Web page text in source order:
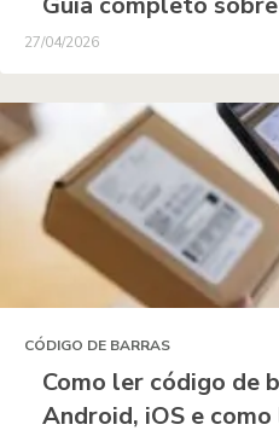
27/04/2026
CÓDIGO DE BARRAS
Como ler código de
Android, iOS e